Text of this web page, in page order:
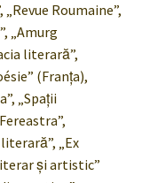
„Revue Roumaine”,
„Amurg
literară”,
(Franţa),
„Spații
„Ex
și artistic”